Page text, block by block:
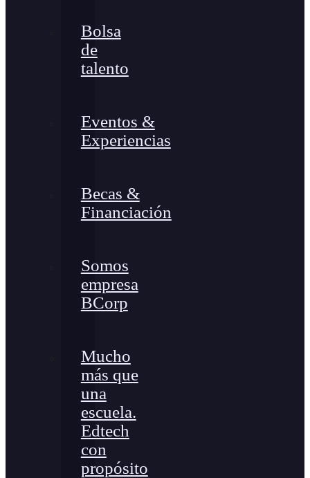
Bolsa
de
talento
Eventos &
Experiencias
Becas &
Financiación
Somos
empresa
BCorp
Mucho
más que
una
escuela.
Edtech
con
propósito